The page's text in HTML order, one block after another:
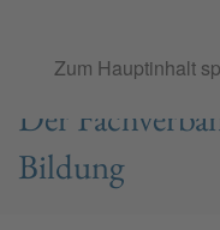
Zum Hauptinhalt
Der
Bildung